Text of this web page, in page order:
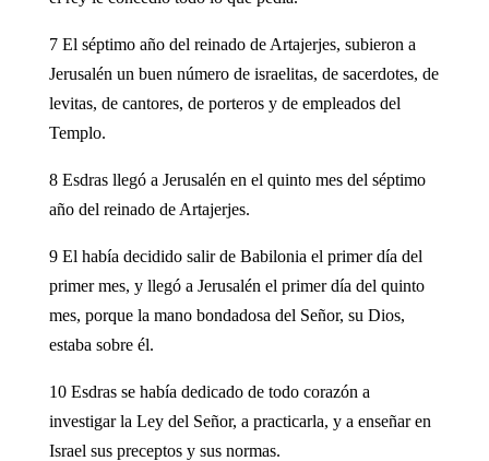
7 El séptimo año del reinado de Artajerjes, subieron a
Jerusalén un buen número de israelitas, de sacerdotes, de
levitas, de cantores, de porteros y de empleados del
Templo.
8 Esdras llegó a Jerusalén en el quinto mes del séptimo
año del reinado de Artajerjes.
9 El había decidido salir de Babilonia el primer día del
primer mes, y llegó a Jerusalén el primer día del quinto
mes, porque la mano bondadosa del Señor, su Dios,
estaba sobre él.
10 Esdras se había dedicado de todo corazón a
investigar la Ley del Señor, a practicarla, y a enseñar en
Israel sus preceptos y sus normas.